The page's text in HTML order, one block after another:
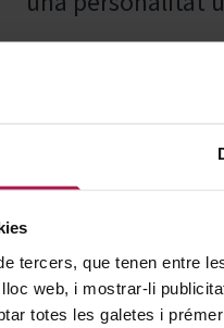
tercers, que tenen entre
web, i mostrar-li
totes les galetes i
A més de
ideal per a
l'opció perfecta
gastronòmica.